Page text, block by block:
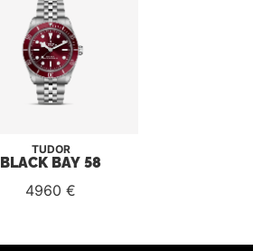
TUDOR
BLACK BAY 58
4960 €